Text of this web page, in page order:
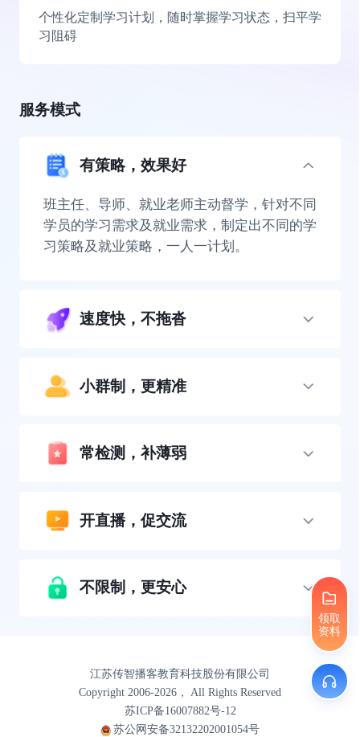
领取
资料
个性化定制学习计划，随时掌握学习状态，扫平学
习阻碍
服务模式
有策略，效果好
班主任、导师、就业老师主动督学，针对不同
学员的学习需求及就业需求，制定出不同的学
习策略及就业策略，一人一计划。
速度快，不拖沓
小群制，更精准
常检测，补薄弱
开直播，促交流
不限制，更安心
江苏传智播客教育科技股份有限公司
Copyright 2006-2026， All Rights Reserved
苏ICP备16007882号-12
苏公网安备32132202001054号